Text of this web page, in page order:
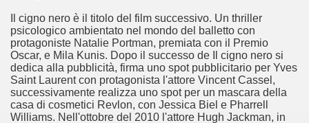
Il cigno nero è il titolo del film successivo. Un thriller
psicologico ambientato nel mondo del balletto con
protagoniste Natalie Portman, premiata con il Premio
Oscar, e Mila Kunis. Dopo il successo de Il cigno nero si
dedica alla pubblicità, firma uno spot pubblicitario per Yves
Saint Laurent con protagonista l'attore Vincent Cassel,
successivamente realizza uno spot per un mascara della
casa di cosmetici Revlon, con Jessica Biel e Pharrell
Williams. Nell'ottobre del 2010 l'attore Hugh Jackman, in
Se Ti Piacciono nel mese di Luglio 2013.
e suspense a cui fa da sfondo il retroscena della